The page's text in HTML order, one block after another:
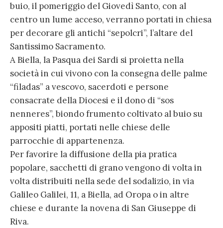
buio, il pomeriggio del Giovedì Santo, con al
centro un lume acceso, verranno portati in chiesa
per decorare gli antichi “sepolcri”, l’altare del
Santissimo Sacramento.
A Biella, la Pasqua dei Sardi si proietta nella
società in cui vivono con la consegna delle palme
“filadas” a vescovo, sacerdoti e persone
consacrate della Diocesi e il dono di “sos
nenneres”, biondo frumento coltivato al buio su
appositi piatti, portati nelle chiese delle
parrocchie di appartenenza.
Per favorire la diffusione della pia pratica
popolare, sacchetti di grano vengono di volta in
volta distribuiti nella sede del sodalizio, in via
Galileo Galilei, 11, a Biella, ad Oropa o in altre
chiese e durante la novena di San Giuseppe di
Riva.